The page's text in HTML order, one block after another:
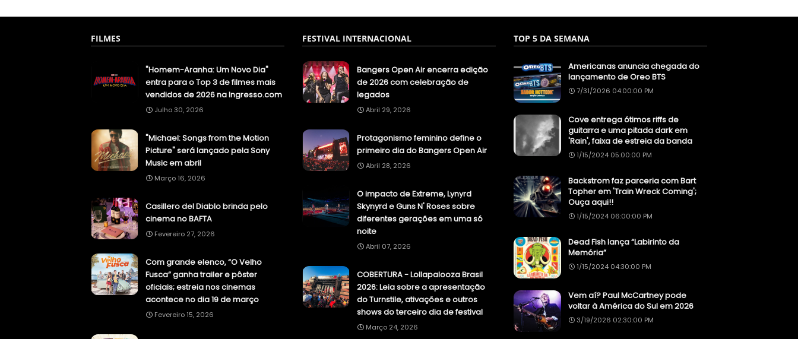
FILMES
"Homem-Aranha: Um Novo Dia"
entra para o Top 3 de filmes mais
vendidos de 2026 na Ingresso.com
Julho 30, 2026
"Michael: Songs from the Motion
Picture" será lançado pela Sony
Music em abril
Março 16, 2026
Casillero del Diablo brinda pelo
cinema no BAFTA
Fevereiro 27, 2026
Com grande elenco, “O Velho
Fusca” ganha trailer e pôster
oficiais; estreia nos cinemas
acontece no dia 19 de março
Fevereiro 15, 2026
FESTIVAL INTERNACIONAL
Bangers Open Air encerra edição
de 2026 com celebração de
legados
Abril 29, 2026
Protagonismo feminino define o
primeiro dia do Bangers Open Air
Abril 28, 2026
O impacto de Extreme, Lynyrd
Skynyrd e Guns N' Roses sobre
diferentes gerações em uma só
noite
Abril 07, 2026
COBERTURA - Lollapalooza Brasil
2026: Leia sobre a apresentação
do Turnstile, ativações e outros
shows do terceiro dia de festival
Março 24, 2026
TOP 5 DA SEMANA
Americanas anuncia chegada do
lançamento de Oreo BTS
7/31/2026 04:00:00 PM
Cove entrega ótimos riffs de
guitarra e uma pitada dark em
'Rain', faixa de estreia da banda
1/15/2024 05:00:00 PM
Backstrom faz parceria com Bart
Topher em 'Train Wreck Coming';
Ouça aqui!!
1/15/2024 06:00:00 PM
Dead Fish lança “Labirinto da
Memória”
1/15/2024 04:30:00 PM
Vem aí? Paul McCartney pode
voltar à América do Sul em 2026
3/19/2026 02:30:00 PM